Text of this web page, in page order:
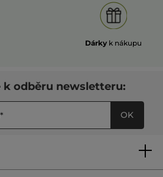
Dárky k nákupu
k odběru newsletteru:
OK